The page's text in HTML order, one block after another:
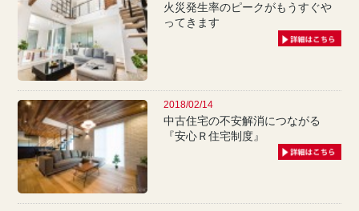
火災発生率のピークがもうすぐや
ってきます
2018/02/14
中古住宅の不安解消につながる
『安心Ｒ住宅制度』